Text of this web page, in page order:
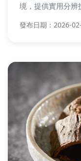
境，提供實用分辨
發布日期：2026-